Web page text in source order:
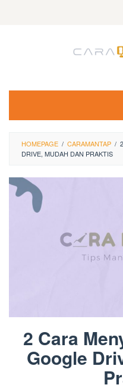
HOMEPAGE / CARAMANTAP /
DRIVE, MUDAH DAN PRAKTIS
2 Cara
Google